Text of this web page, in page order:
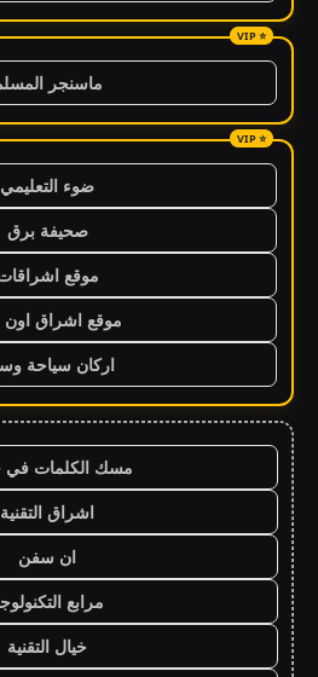
ماسنجر
ضوء التعليمي
صحيفة برق
موقع
موقع اشراق اون
اركان سياحة
مسك الكلمات في
اشراق التقنية
ان سفن
مرابع
خيال التقنية